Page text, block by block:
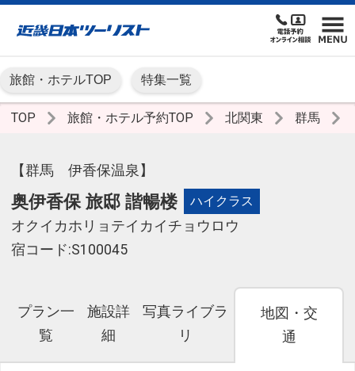
旅館・ホテルTOP 特集一覧
TOP 旅館・ホテル予約TOP 北関東 群馬
【群馬 伊香保温泉】
奥伊香保 旅邸 諧暢楼 ハイクラス
オクイカホリョテイカイチョウロウ
宿コード:S100045
プラン一
覧
施設詳
細
写真ライブラ
リ
地図・交
通